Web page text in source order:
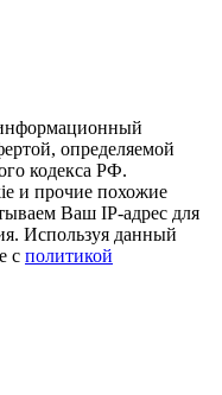
определяемой
кодекса РФ.
и прочие похожие
Ваш IP-адрес для
Используя данный
с политикой